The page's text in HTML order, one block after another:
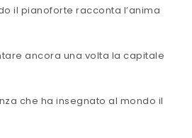
il pianoforte racconta l’anima
ancora una volta la capitale
che ha insegnato al mondo il